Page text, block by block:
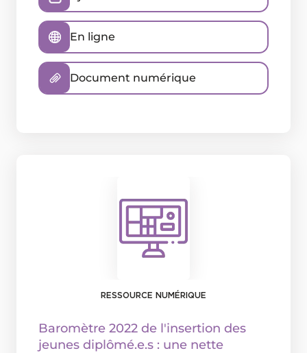
En ligne
Document numérique
RESSOURCE NUMÉRIQUE
Baromètre 2022 de l'insertion des
jeunes diplômé.e.s : une nette